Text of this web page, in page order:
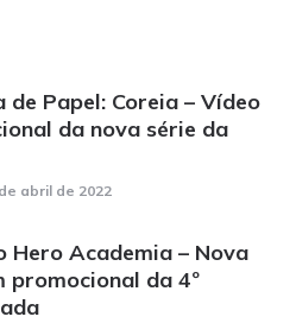
de Papel: Coreia – Vídeo
da nova série da
abril de 2022
Hero Academia – Nova
promocional da 4º